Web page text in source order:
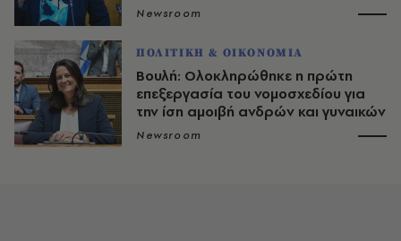
Newsroom
ΠΟΛΙΤΙΚΗ & ΟΙΚΟΝΟΜΙΑ
Βουλή: Ολοκληρώθηκε η πρώτη
επεξεργασία του νομοσχεδίου για
την ίση αμοιβή ανδρών και γυναικών
Newsroom